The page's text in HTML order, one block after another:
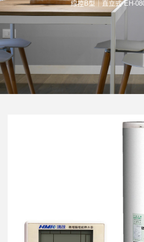
線控B型｜直立式 EH-